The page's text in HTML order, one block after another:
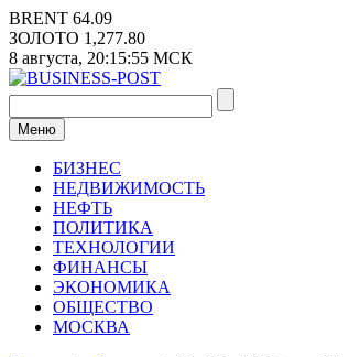
Перейти
к
содержимому
BRENT 64.09
ЗОЛОТО 1,277.80
8 августа, 20:15:56 МСК
Меню
БИЗНЕС
НЕДВИЖИМОСТЬ
НЕФТЬ
ПОЛИТИКА
ТЕХНОЛОГИИ
ФИНАНСЫ
ЭКОНОМИКА
ОБЩЕСТВО
МОСКВА